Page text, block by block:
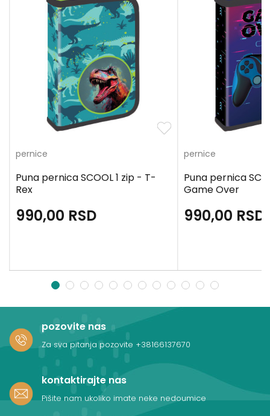
pernice
Puna pernica SCOOL 1 zip - T-
Rex
990,00 RSD
pernice
Puna pernica
Game Over
990,00 RSD
1 2 3 4 5 6 7 8 9 10 11 12
pozovite nas
Za sva pitanja pozovite +38166137670
kontaktirajte nas
Pišite nam ukoliko imate neke nedoumice